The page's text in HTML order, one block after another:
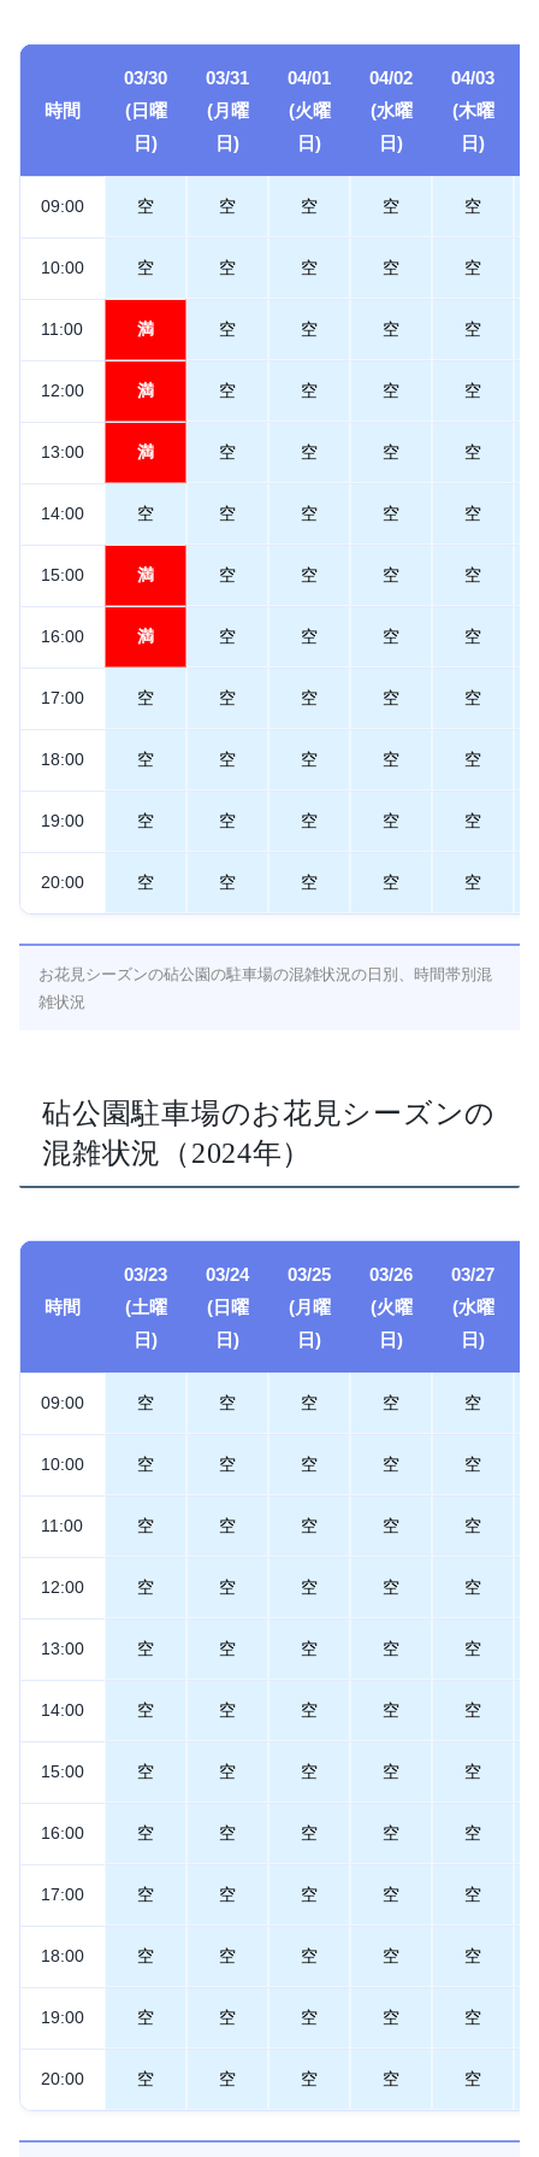
時間
03/30
(日曜
日)
03/31
(月曜
日)
04/01
(火曜
日)
04/02
(水曜
日)
04/03
(木曜
日)
09:00 空 空 空 空 空
10:00 空 空 空 空 空
11:00 満 空 空 空 空
12:00 満 空 空 空 空
13:00 満 空 空 空 空
14:00 空 空 空 空 空
15:00 満 空 空 空 空
16:00 満 空 空 空 空
17:00 空 空 空 空 空
18:00 空 空 空 空 空
19:00 空 空 空 空 空
20:00 空 空 空 空 空
お花見シーズンの砧公園の駐車場の混雑状況の日別、時間帯別混
雑状況
砧公園駐車場のお花見シーズンの
混雑状況（2024年）
時間
03/23
(土曜
日)
03/24
(日曜
日)
03/25
(月曜
日)
03/26
(火曜
日)
03/27
(水曜
日)
09:00 空 空 空 空 空
10:00 空 空 空 空 空
11:00 空 空 空 空 空
12:00 空 空 空 空 空
13:00 空 空 空 空 空
14:00 空 空 空 空 空
15:00 空 空 空 空 空
16:00 空 空 空 空 空
17:00 空 空 空 空 空
18:00 空 空 空 空 空
19:00 空 空 空 空 空
20:00 空 空 空 空 空